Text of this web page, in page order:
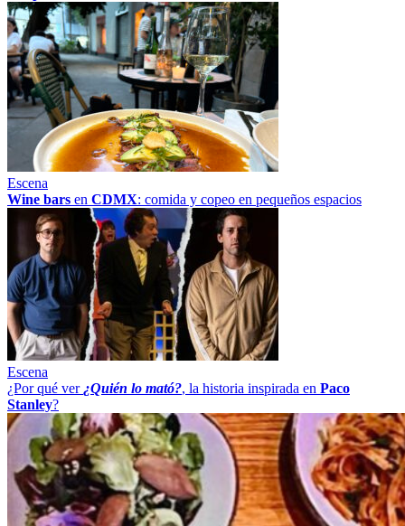
Escena
Wine bars en CDMX: comida y copeo en pequeños espacios
Escena
¿Por qué ver ¿Quién lo mató?, la historia inspirada en Paco
Stanley?